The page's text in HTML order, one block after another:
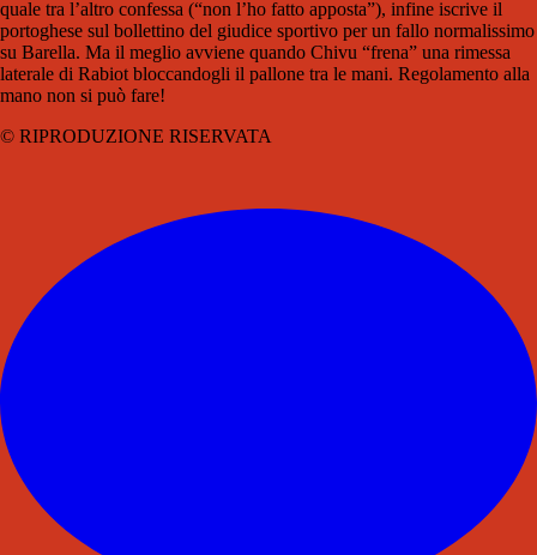
quale tra l’altro confessa (“non l’ho fatto apposta”), infine iscrive il
portoghese sul bollettino del giudice sportivo per un fallo normalissimo
su Barella. Ma il meglio avviene quando Chivu “frena” una rimessa
laterale di Rabiot bloccandogli il pallone tra le mani. Regolamento alla
mano non si può fare!
© RIPRODUZIONE RISERVATA